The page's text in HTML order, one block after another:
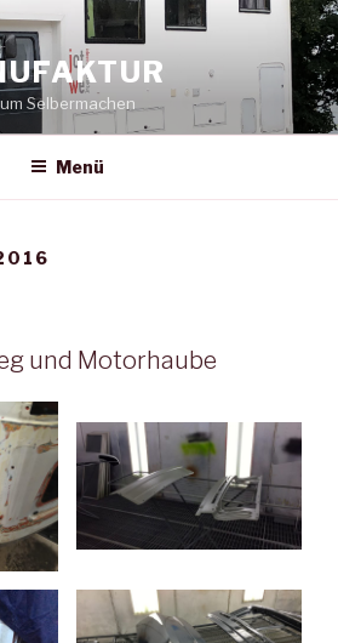
Selbermachen
Menü
und Motorhaube